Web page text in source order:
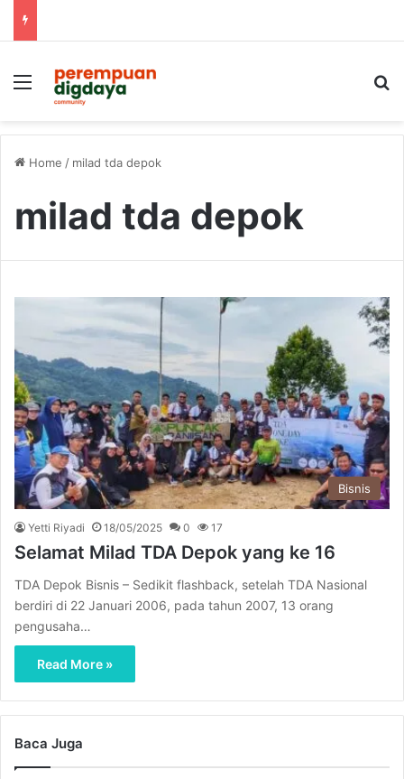
Menu
Home / milad tda depok
milad tda depok
Bisnis
Yetti Riyadi 18/05/2025 0 17
Selamat Milad TDA Depok yang ke 16
TDA Depok Bisnis – Sedikit flashback, setelah TDA Nasional
berdiri di 22 Januari 2006, pada tahun 2007, 13 orang
pengusaha…
Read More »
Baca Juga